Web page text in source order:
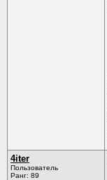
4iter
Пользователь
Ранг: 89